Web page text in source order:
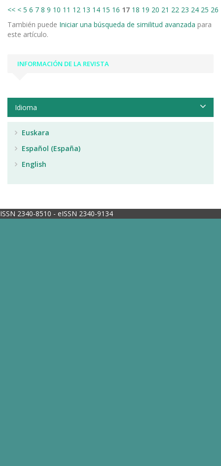
<< < 5 6 7 8 9 10 11 12 13 14 15 16 17 18 19 20 21 22 23 24 25 26
También puede Iniciar una búsqueda de similitud avanzada para
este artículo.
INFORMACIÓN DE LA REVISTA
Idioma
Euskara
Español (España)
English
ISSN 2340-8510 - eISSN 2340-9134